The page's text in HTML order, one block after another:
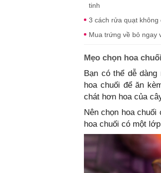
tinh
3 cách rửa quạt
Mua trứng về bỏ ngay
Mẹo chọn hoa
Bạn có thể dễ
hoa chuối để ăn
chát hơn hoa của
Nên chọn hoa
hoa chuối có một